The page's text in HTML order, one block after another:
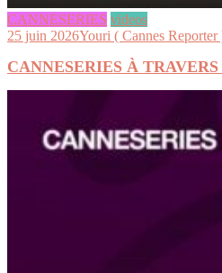
CANNESERIES videos
25 juin 2026Youri ( Cannes Reporter
CANNESERIES À